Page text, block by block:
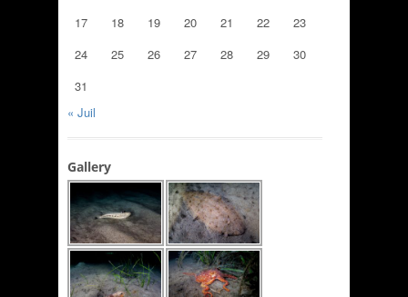
17
18 19 20 21 22
23
24
25 26 27 28 29
30
31
« Juil
Gallery